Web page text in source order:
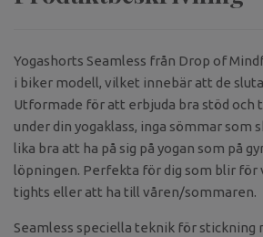
Yogashorts Seamless från Drop of
i biker modell, vilket innebär att de
Utformade för att erbjuda bra stöd
under din yogaklass, inga sömmar som
lika bra att ha på sig på yogan som på
löpningen. Perfekta för dig som blir för
tights eller att ha till våren/sommaren.
Seamless speciella teknik för stickning